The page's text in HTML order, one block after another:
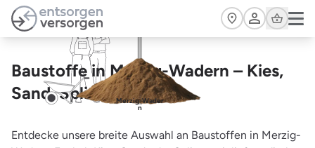
Zum Hauptinhalt springen
Cart
Baustoffe in Merzig-Wadern – Kies,
Sand, Splitt und mehr
Merzig-Wader
n
Entdecke unsere breite Auswahl an Baustoffen in Merzig-